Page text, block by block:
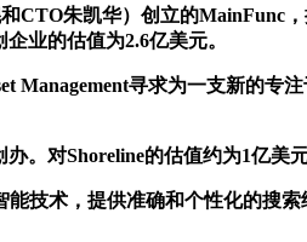
朱凯华）创立的MainFunc
业的估值为2.6亿美元。
寻求为一支新的专
。对Shoreline的估值约为1亿美元
术，提供准确和个性化的搜索